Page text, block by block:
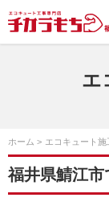
エ
ホーム エコキュート施
福井県鯖江